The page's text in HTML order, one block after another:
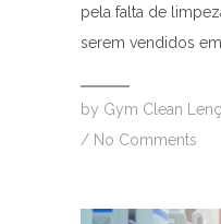
pela falta de
serem vendidos em
by Gym Clean
/ No Comments